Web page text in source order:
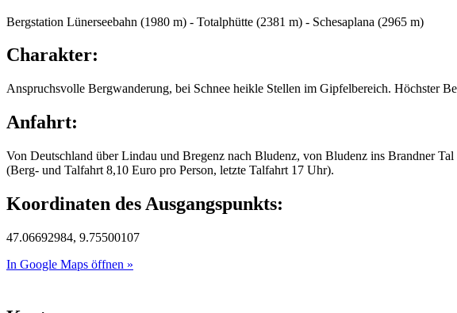
Bergstation Lünerseebahn (1980 m) - Totalphütte (2381 m) - Schesaplana (2965 m)
Charakter:
Anspruchsvolle Bergwanderung, bei Schnee heikle Stellen im Gipfelbereich. Höchster
Anfahrt:
Von Deutschland über Lindau und Bregenz nach Bludenz, von Bludenz ins Brandner
(Berg- und Talfahrt 8,10 Euro pro Person, letzte Talfahrt 17 Uhr).
Koordinaten des Ausgangspunkts:
47.06692984, 9.75500107
In Google Maps öffnen »